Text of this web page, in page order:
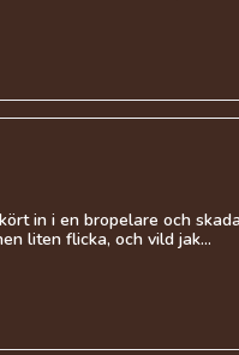
in i en bropelare och
liten flicka, och vild jak...